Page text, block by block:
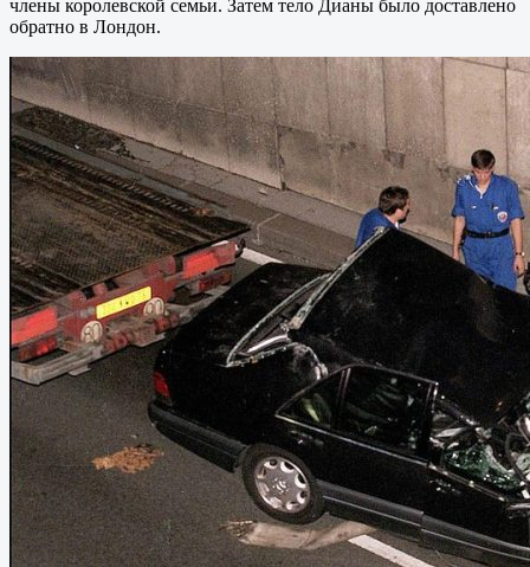
члены королевской семьи. Затем тело Дианы было доставлено
обратно в Лондон.